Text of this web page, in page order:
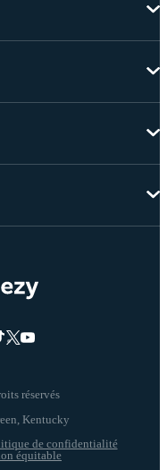
réservés
de confidentialité
équitable